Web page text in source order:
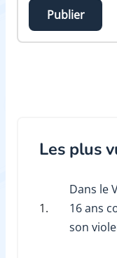
Publier
Les plus
1.
Dans le
16 ans
son